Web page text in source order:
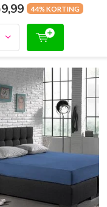
44% KORTING